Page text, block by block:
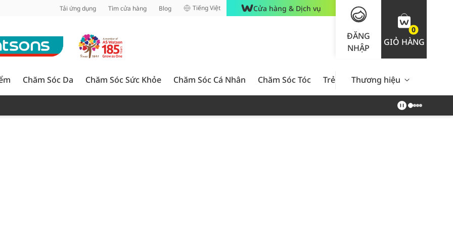
Tải ứng dụng Tìm cửa hàng Blog Tiếng Việt Cửa hàng & Dịch vụ
ĐĂNG
NHẬP
0
GIỎ HÀNG
Chăm Sóc Da Chăm Sóc Sức Khỏe Chăm Sóc Cá Nhân Chăm Sóc Tóc Trẻ Em Nam Giới Chăm Sóc
Thương hiệu